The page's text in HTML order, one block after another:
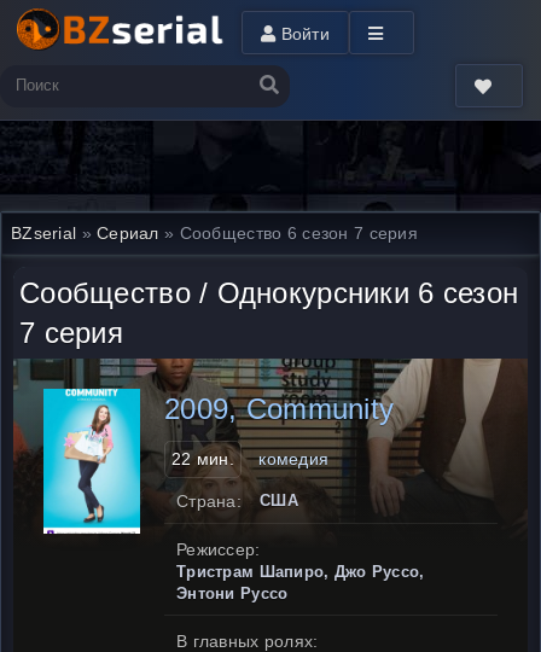
Войти
BZserial »Сериал » Сообщество 6 сезон 7 серия
Сообщество / Однокурсники 6 сезон
7 серия
2009, Community
22 мин. комедия
Страна: США
Режиссер:
Тристрам Шапиро, Джо Руссо,
Энтони Руссо
В главных ролях: